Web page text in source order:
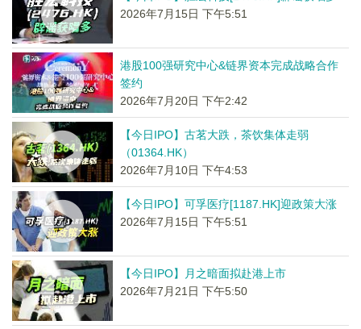
2026年7月15日 下午5:51
港股100强研究中心&链界资本完成战略合作
签约
2026年7月20日 下午2:42
【今日IPO】古茗大跌，茶饮集体走弱
（01364.HK）
2026年7月10日 下午4:53
【今日IPO】可孚医疗[1187.HK]迎政策大涨
2026年7月15日 下午5:51
【今日IPO】月之暗面拟赴港上市
2026年7月21日 下午5:50